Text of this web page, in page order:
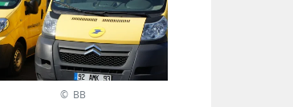
© BB